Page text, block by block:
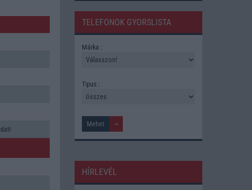
TELEFONOK GYORSLISTA
Márka :
Tipus :
HÍRLEVÉL